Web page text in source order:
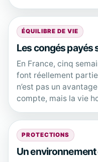
ÉQUILIBRE DE VIE
Les congés payés
En France, cinq
font réellement
n’est pas un
compte, mais la vie
PROTECTIONS
Un